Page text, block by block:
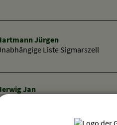
Jürgen
Liste Sigmarszell
Jan
Bürgerschaft Sigmarszell